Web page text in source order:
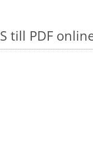
till PDF